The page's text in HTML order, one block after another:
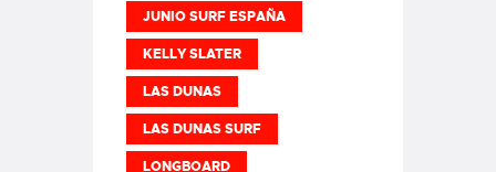
JUNIO SURF ESPAÑA
KELLY SLATER
LAS DUNAS
LAS DUNAS SURF
LONGBOARD